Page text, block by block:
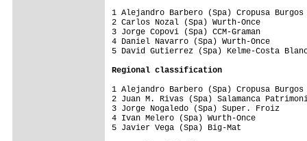
1 Alejandro Barbero (Spa) Cropusa Burgos
2 Carlos Nozal (Spa) Wurth-Once
3 Jorge Copovi (Spa) CCM-Graman
4 Daniel Navarro (Spa) Wurth-Once
5 David Gutierrez (Spa) Kelme-Costa
Regional classification
1 Alejandro Barbero (Spa) Cropusa Burgos
2 Juan M. Rivas (Spa) Salamanca
3 Jorge Nogaledo (Spa) Super. Froiz
4 Ivan Melero (Spa) Wurth-Once
5 Javier Vega (Spa) Big-Mat